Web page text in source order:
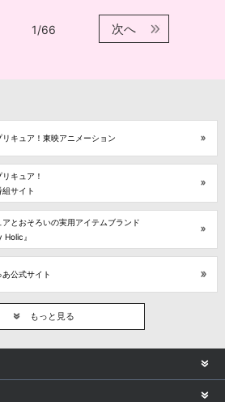
1/66 次へ
リキュア！東映アニメーション
キュア！
組サイト
アとおそろいの実用アイテムブランド
Holic』
あ公式サイト
もっと見る